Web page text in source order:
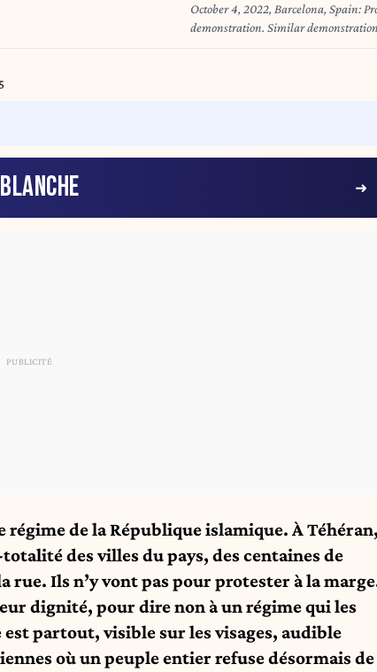
October 4, 2022, Barcelona, Spain: Protesters
demonstration. Similar
killing of Mahsa Amini, a young
régime de la République islamique. À
des villes du pays, des centaines de
rue. Ils n’y vont pas pour protester à la
dignité, pour dire non à un régime qui les
partout, visible sur les visages, audible
où un peuple entier refuse désormais de